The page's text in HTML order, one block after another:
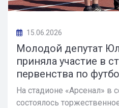
15.06.2026
Молодой депутат
приняла участие в
первенства по
На стадионе «Арсенал» в
состоялось